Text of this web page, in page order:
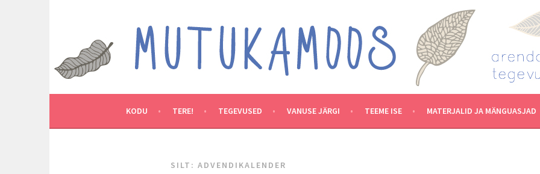
MUTUKAMOOS
ARENDAVAID TEGEVUSI LASTEGA
KODU TERE! TEGEVUSED VANUSE JÄRGI TEEME ISE MATERJALID JA MÄNGUASJAD
SILT: ADVENDIKALENDER